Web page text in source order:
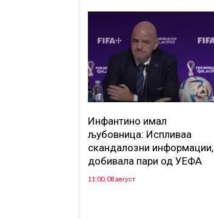
Инфантино имал
љубовница: Испливаа
скандалозни информации,
добивала пари од УЕФА
11:00, 08 август